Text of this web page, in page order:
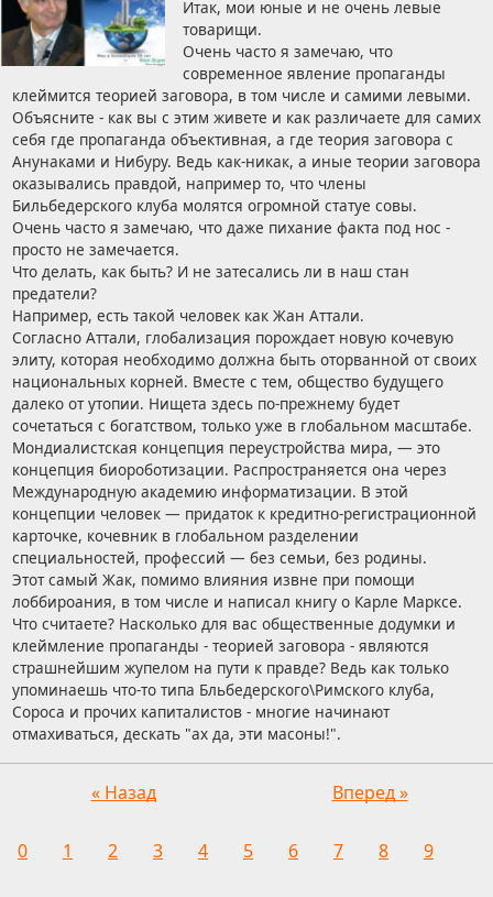
Итак, мои юные и не очень левые
товарищи.
Очень часто я замечаю, что
современное явление пропаганды
клеймится теорией заговора, в том числе и самими левыми.
Объясните - как вы с этим живете и как различаете для самих
себя где пропаганда объективная, а где теория заговора с
Анунаками и Нибуру. Ведь как-никак, а иные теории заговора
оказывались правдой, например то, что члены
Бильбедерского клуба молятся огромной статуе совы.
Очень часто я замечаю, что даже пихание факта под нос -
просто не замечается.
Что делать, как быть? И не затесались ли в наш стан
предатели?
Например, есть такой человек как Жан Аттали.
Согласно Аттали, глобализация порождает новую кочевую
элиту, которая необходимо должна быть оторванной от своих
национальных корней. Вместе с тем, общество будущего
далеко от утопии. Нищета здесь по-прежнему будет
сочетаться с богатством, только уже в глобальном масштабе.
Мондиалистская концепция переустройства мира, — это
концепция биороботизации. Распространяется она через
Международную академию информатизации. В этой
концепции человек — придаток к кредитно-регистрационной
карточке, кочевник в глобальном разделении
специальностей, профессий — без семьи, без родины.
Этот самый Жак, помимо влияния извне при помощи
лоббироания, в том числе и написал книгу о Карле Марксе.
Что считаете? Насколько для вас общественные додумки и
клеймление пропаганды - теорией заговора - являются
страшнейшим жупелом на пути к правде? Ведь как только
упоминаешь что-то типа Бльбедерского\Римского клуба,
Сороса и прочих капиталистов - многие начинают
отмахиваться, дескать "ах да, эти масоны!".
« Назад Вперед »
0 1 2 3 4 5 6 7 8 9